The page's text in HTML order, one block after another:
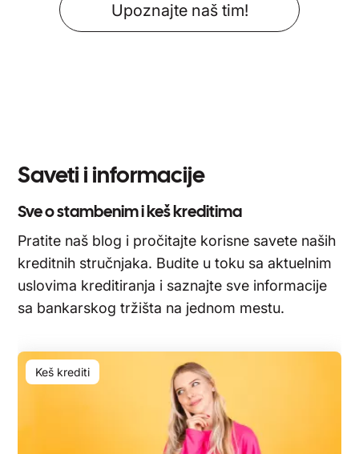
Upoznajte naš tim!
Saveti i informacije
Sve o stambenim i keš kreditima
Pratite naš blog i pročitajte korisne savete naših
kreditnih stručnjaka. Budite u toku sa aktuelnim
uslovima kreditiranja i saznajte sve informacije
sa bankarskog tržišta na jednom mestu.
Keš krediti